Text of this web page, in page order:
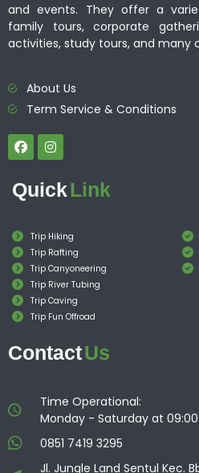
and events. They offer a
family tours, corporate
activities, study tours, and many
About Us
Term Service & Conditions
QuickLink
Trip Hiking
Trip Rafting
Trip Canyoneering
Trip River Tubing
Trip Caving
Trip Fun Offroad
ContactUs
Time Operational:
Monday - Saturday at 09:00
0851 7419 3295
Jl. Jungle Land Sentul Kec.